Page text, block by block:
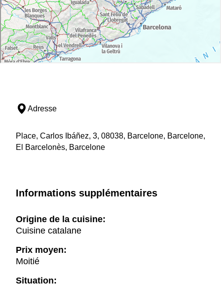
Adresse
Place, Carlos Ibáñez, 3, 08038, Barcelone, Barcelone,
El Barcelonès, Barcelone
Informations supplémentaires
Origine de la cuisine:
Cuisine catalane
Prix moyen:
Moitié
Situation: